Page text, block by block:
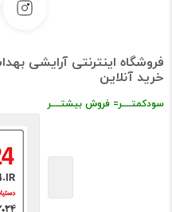
فروشگاه اینترنتی آرایشی
خرید آنلاین
سودکمتــــر= فروش بیشتــــر